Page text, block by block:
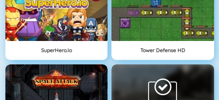
SuperHero.io Tower Defense HD